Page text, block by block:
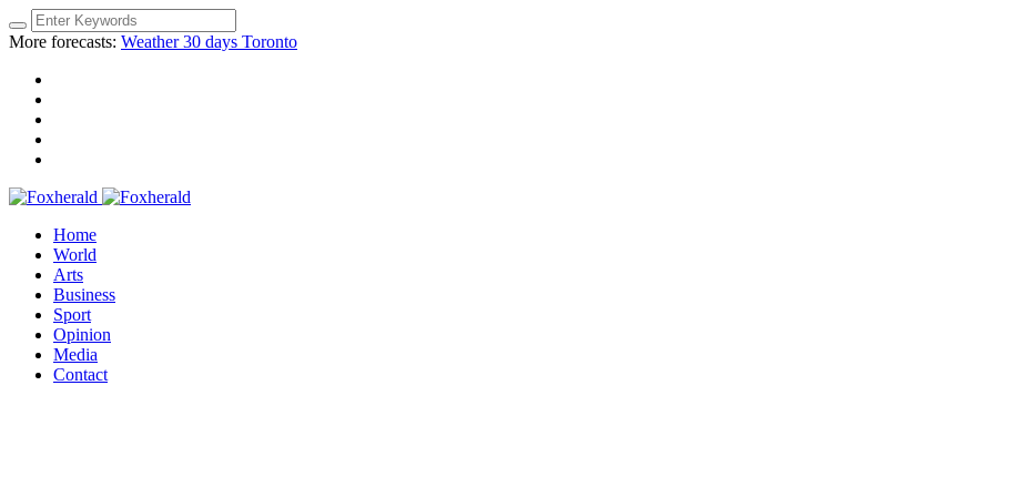
More forecasts: Weather 30 days Toronto
Home
World
Arts
Business
Sport
Opinion
Media
Contact